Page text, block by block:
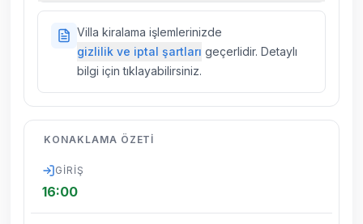
sigortaları fiyatlara dahil değildir.
villalarımızda düzenli olarak ilaçlama
yapılmaktadır. Buna rağmen çevrede
kelebek, böcek, sinek vs. bulunma ihtimali
dönemsel olarak altyapı çalışmaları
yapılabilmektedir. Bu çalışma nedeniyle yol
Villa kiralama işlemlerinizde
gizlilik ve iptal şartları geçerlidir. Detaylı
bilgi için tıklayabilirsiniz.
KONAKLAMA ÖZETI
GIRIŞ
16:00